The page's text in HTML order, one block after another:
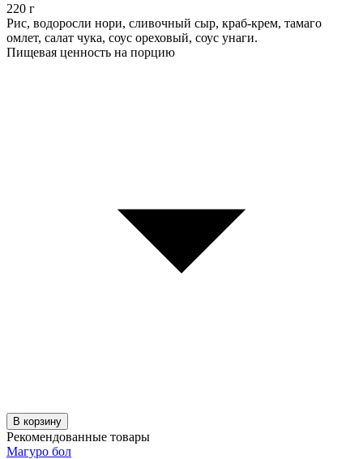
220 г
Рис, водоросли нори, сливочный сыр, краб-крем, тамаго
омлет, салат чука, соус ореховый, соус унаги.
Пищевая ценность на порцию
В корзину
Рекомендованные товары
Магуро бол